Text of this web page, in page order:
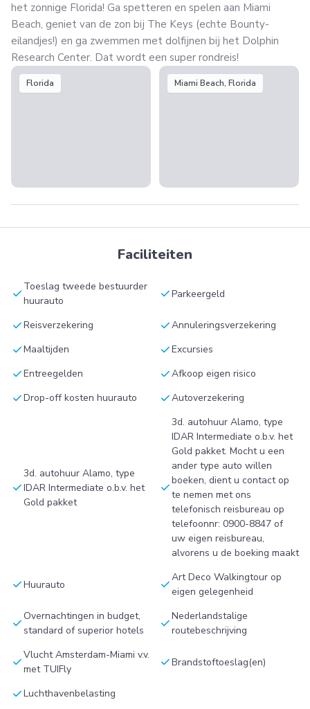
het zonnige Florida! Ga spetteren en spelen aan Miami
Beach, geniet van de zon bij The Keys (echte Bounty-
eilandjes!) en ga zwemmen met dolfijnen bij het Dolphin
Research Center. Dat wordt een super rondreis!
Florida Miami Beach, Florida
Faciliteiten
check Toeslag tweede bestuurder
huurauto
checkParkeergeld
checkReisverzekering checkAnnuleringsverzekering
checkMaaltijden checkExcursies
checkEntreegelden checkAfkoop eigen risico
checkDrop-off kosten huurauto checkAutoverzekering
check
3d. autohuur Alamo, type
IDAR Intermediate o.b.v. het
Gold pakket
check
3d. autohuur Alamo, type
IDAR Intermediate o.b.v. het
Gold pakket. Mocht u een
ander type auto willen
boeken, dient u contact op
te nemen met ons
telefonisch reisbureau op
telefoonnr: 0900-8847 of
uw eigen reisbureau,
alvorens u de boeking maakt
checkHuurauto checkArt Deco Walkingtour op
eigen gelegenheid
check Overnachtingen in budget,
standard of superior hotels
checkNederlandstalige
routebeschrijving
checkVlucht Amsterdam-Miami v.v.
met TUIFly
checkBrandstoftoeslag(en)
checkLuchthavenbelasting